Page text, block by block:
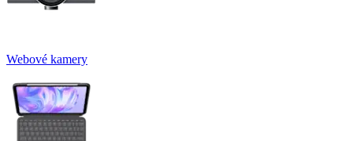
Webové kamery